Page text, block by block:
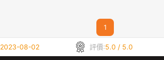
1
2023-08-02 評價:5.0 / 5.0